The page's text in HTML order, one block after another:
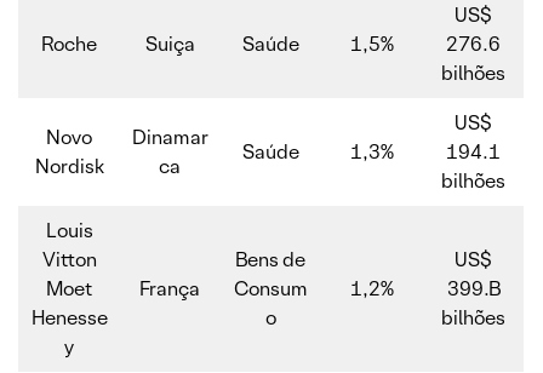
Roche Suiça Saúde 1,5%
US$
276.6
bilhões
Novo
Nordisk
Dinamar
ca
Saúde 1,3%
US$
194.1
bilhões
Louis
Vitton
Moet
Henesse
y
França
Bens de
Consum
o
1,2%
US$
399.B
bilhões